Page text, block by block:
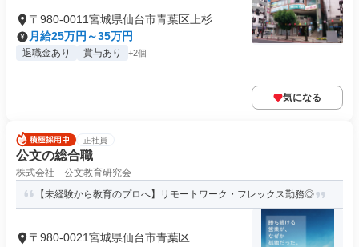
〒980-0011宮城県仙台市青葉区上杉
月給25万円～35万円
退職金あり 賞与あり +2個
気になる
正社員
公文の総合職
株式会社 公文教育研究会
【未経験から教育のプロへ】リモートワーク・フレックス勤務◎
〒980-0021宮城県仙台市青葉区